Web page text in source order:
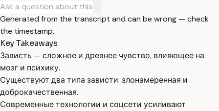
Generated from the transcript and can be wrong — check
the timestamp.
Key Takeaways
Зависть — сложное и древнее чувство, влияющее на
мозг и психику.
Существуют два типа зависти: злонамеренная и
доброкачественная.
Современные технологии и соцсети усиливают